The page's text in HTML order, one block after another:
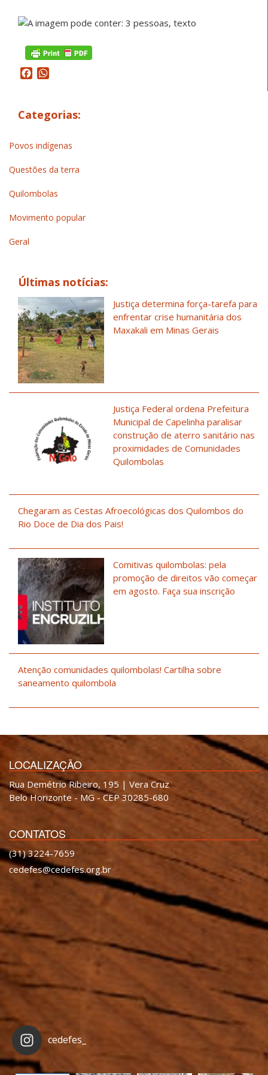
Facebook
Categorias:
Povos indígenas
Questões da terra
Quilombolas
Movimento popular
Geral
Últimas notícias:
Justiça determina força-tarefa para
enfrentar crise humanitária dos
Maxakali em Minas Gerais
Justiça Federal ordena Prefeitura
Municipal de Capelinha paralisar
construção de aterro sanitário nas
proximidades de Comunidades
Quilombolas
Chegaram as Cestas Afroecológicas dos Quilombos do
Rio Doce de Dia dos Pais!
Comitivas quilombolas: pela
promoção de direitos vão começar
em agosto. Faça sua inscrição
Atenção comunidades quilombolas! Cartilha sobre
saneamento quilombola
LOCALIZAÇÃO
Rua Demétrio Ribeiro, 195 | Vera Cruz
Belo Horizonte - MG - CEP 30285-680
CONTATOS
(31) 3224-7659
cedefes@cedefes.org.br
cedefes_